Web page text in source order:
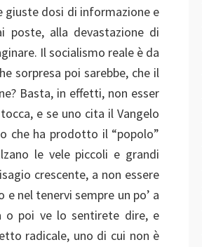
dosi di informazione e
poste, alla devastazione di
Il socialismo reale è da
sorpresa poi sarebbe, che il
Basta, in effetti, non esser
e se uno cita il Vangelo
che ha prodotto il “popolo”
le vele piccoli e grandi
crescente, a non essere
nel tenervi sempre un po’ a
o poi ve lo sentirete dire, e
radicale, uno di cui non è